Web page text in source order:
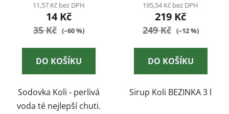
11,57 Kč bez DPH
14 Kč
35 Kč (–60 %)
DO KOŠÍKU
Sodovka Koli - perlivá
voda té nejlepší chuti.
195,54 Kč bez DPH
219 Kč
249 Kč (–12 %)
DO KOŠÍKU
Sirup Koli BEZINKA 3 l